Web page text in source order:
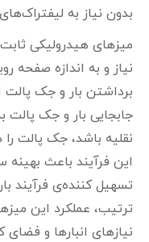
بدون نیاز به
میز‌های هیدرولیکی
نیاز و به اندازه صفحه
برداشتن بار و جک پالت
جابجایی بار و جک پالت
نقلیه باشد، جک پالت
این فرآیند باعث
تسهیل‌ کننده‌ی فرآیند
ترتیب، عملکرد این
نیازهای انبارها و